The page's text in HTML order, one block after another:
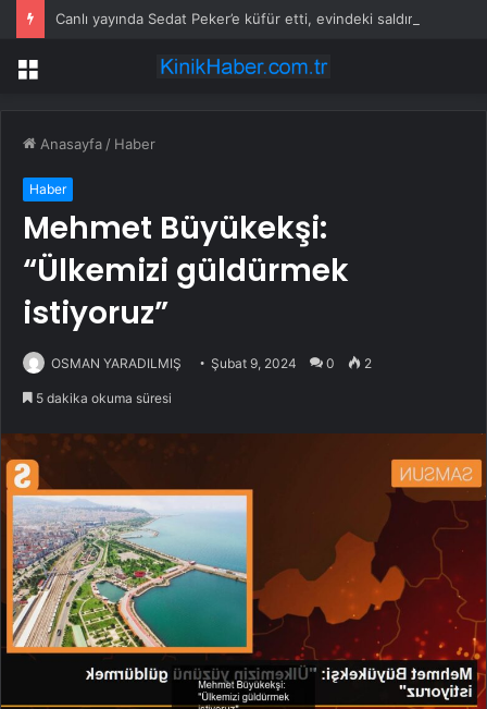
Menü
Anasayfa / Haber
Haber
Mehmet Büyükekşi:
“Ülkemizi güldürmek
istiyoruz”
OSMAN YARADILMIŞ Şubat 9, 2024 0 2
5 dakika okuma süresi